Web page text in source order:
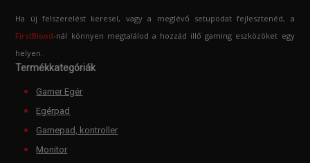
Ha új felszerelést keresel, vagy a meglévő setupodat fejlesztenéd, a
FirstBlood-nál könnyen megtalálod a hozzád illő gaming eszközöket egy
helyen.
Termékkategóriák
Gamer Egér
Egérpad
Gamepad, kontroller
Monitor